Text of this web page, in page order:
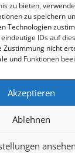
zu bieten,
zu speichern
Technologien
IDs auf
Zustimmung nicht
und Funktionen
Akzeptieren
Ablehnen
ansehen